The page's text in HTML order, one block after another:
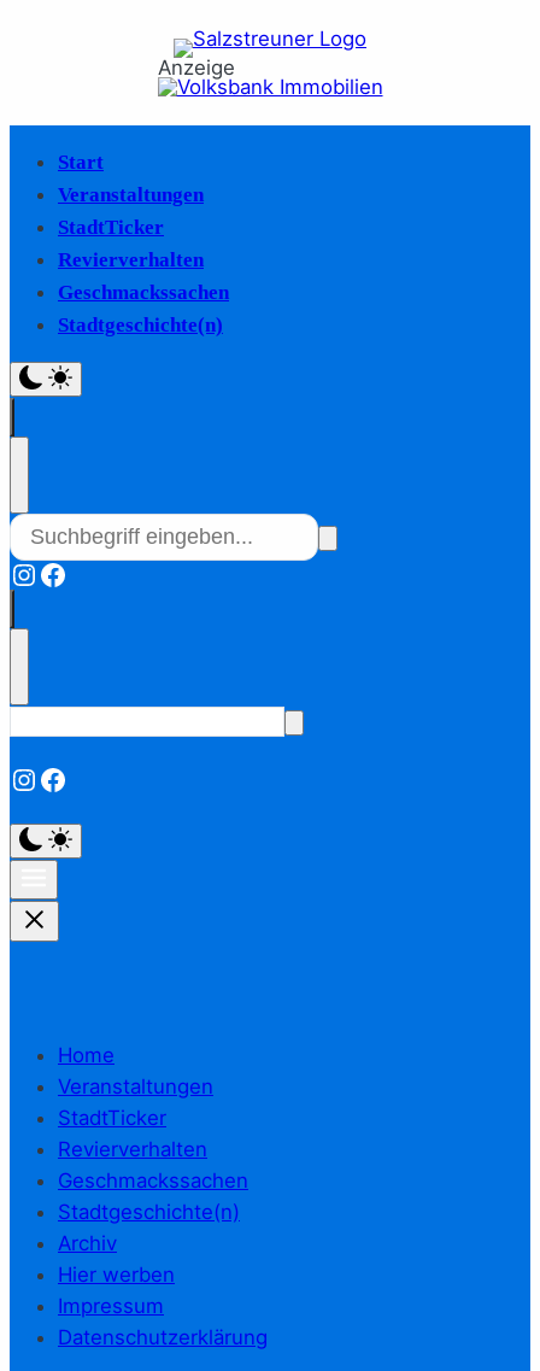
Anzeige
Start
Veranstaltungen
StadtTicker
Revierverhalten
Geschmackssachen
Stadtgeschichte(n)
Instagram
Facebook
Instagram
Facebook
Home
Veranstaltungen
StadtTicker
Revierverhalten
Geschmackssachen
Stadtgeschichte(n)
Archiv
Hier werben
Impressum
Datenschutzerklärung